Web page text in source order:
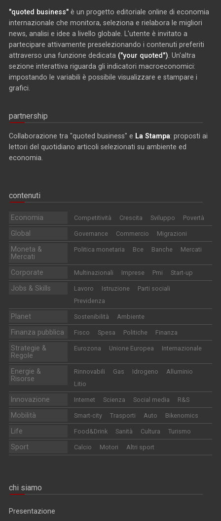
"quoted business" è un progetto editoriale online di economia
internazionale che monitora, seleziona e rielabora le migliori
news, analisi e idee a livello globale. L'utente è invitato a
partecipare attivamente preselezionando i contenuti preferiti
attraverso una funzione dedicata ("your quoted") . Un'altra
sezione interattiva riguarda gli indicatori macroeconomici:
impostando le variabili è possibile visualizzare e stampare i
grafici.
partnership
Collaborazione tra "quoted business" e La Stampa: proposti ai
lettori del quotidiano articoli selezionati su ambiente ed
economia.
contenuti
Economia Competitività Crescita Sviluppo Povertà
Global Governance Commercio Migrazioni
Moneta &
Mercati
Politica monetaria Bce Banche Mercati
Corporate Multinazionali Imprese Pmi Start-up
Jobs & Skills Lavoro Istruzione
Parti sociali
Previdenza
Planet Sostenibilità Ambiente
Finanza pubblica Fisco Spesa Politiche Finanza
Strategie &
Regole
Eurozona Unione Europea Internazionale
Energie &
Risorse
Rinnovabili Gas Idrogeno
Alluminio
Litio
Innovazione Internet Scienza Social media R&S
Mobilità Smart-city Trasporti Auto Bikenomics
Life Food&Drink Sanità Cultura Turismo
Sport Calcio Motori Altri sport
chi siamo
Presentazione